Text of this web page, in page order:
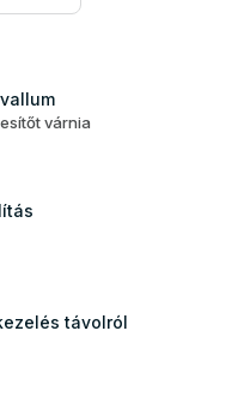
várnia
távolról